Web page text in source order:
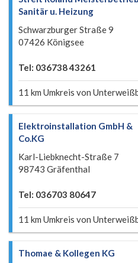
Sanitär u. Heizung
Schwarzburger Straße 9
07426 Königsee
Tel: 036738 43261
11 km Umkreis von
Elektroinstallation GmbH &
Co.KG
Karl-Liebknecht-Straße 7
98743 Gräfenthal
Tel: 036703 80647
11 km Umkreis von
Thomae & Kollegen KG